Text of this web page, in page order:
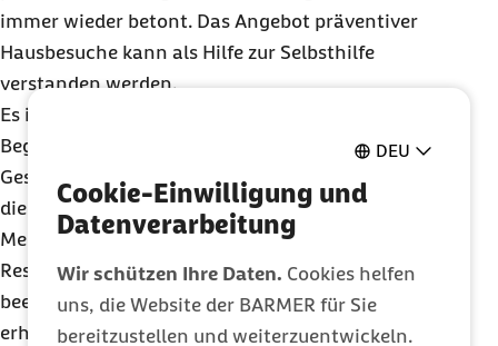
DEU
Cookie-Einwilligung und
Datenverarbeitung
Wir schützen Ihre Daten. Cookies helfen
uns, die Website der BARMER für Sie
bereitzustellen und weiterzuentwickeln.
immer wieder betont. Das Angebot präventiver
Hausbesuche kann als Hilfe zur Selbsthilfe
verstanden werden.
Es ist eine Investition in die Zukunft. Allein die zu
Beginn sehr umfänglichen Betrachtungen der
Gesundheits- und Lebenssituation wertschätzten
die Betroffenen sehr. Zudem wurde den älteren
Menschen bewusst, welche Risikofaktoren und
Ressourcen selbstständiges Leben im Alter
beeinflussen, wie sie selbst ihre Gesundheit
erhalten und stärken können, welche Angebote es